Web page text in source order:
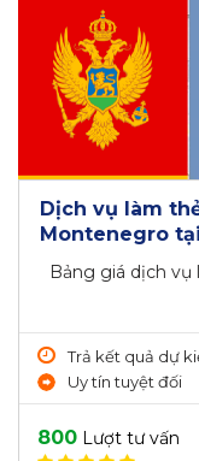
Dịch vụ làm
Montenegro
Bảng giá dịch vụ
Trả kết quả dự
Uy tín tuyệt đối
800 Lượt tư vấn